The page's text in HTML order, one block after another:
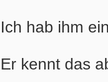
Ich hab ihm
Er kennt das